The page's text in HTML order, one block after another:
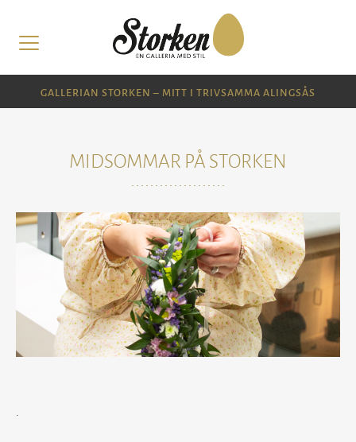
GALLERIAN STORKEN – MITT I TRIVSAMMA ALINGSÅS
MIDSOMMAR PÅ STORKEN